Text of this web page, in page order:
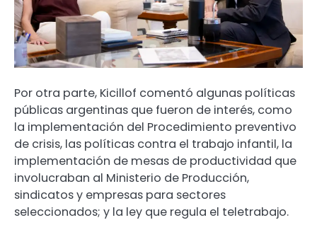
Por otra parte, Kicillof comentó algunas políticas
públicas argentinas que fueron de interés, como
la implementación del Procedimiento preventivo
de crisis, las políticas contra el trabajo infantil, la
implementación de mesas de productividad que
involucraban al Ministerio de Producción,
sindicatos y empresas para sectores
seleccionados; y la ley que regula el teletrabajo.